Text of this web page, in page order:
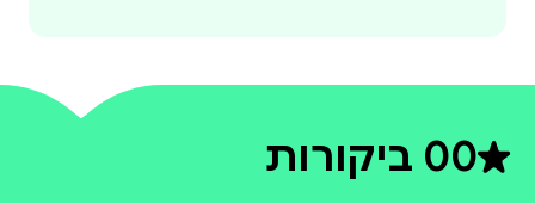
0דירוג ממוצע 0 מתוך 5
0 ביקורות